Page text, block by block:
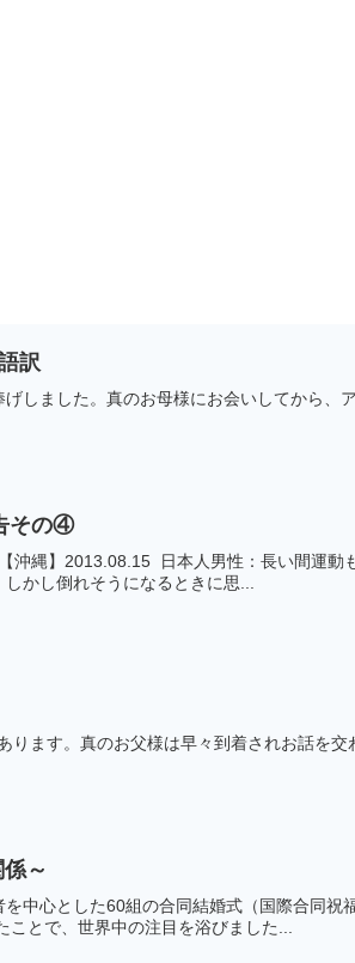
訳
しました。真のお母様にお会いしてから、
その④
沖縄】2013.08.15 日本人男性：長い間運動
かし倒れそうになるときに思...
ます。真のお父様は早々到着されお話を
～
中心とした60組の合同結婚式（国際合同祝
とで、世界中の注目を浴びました...